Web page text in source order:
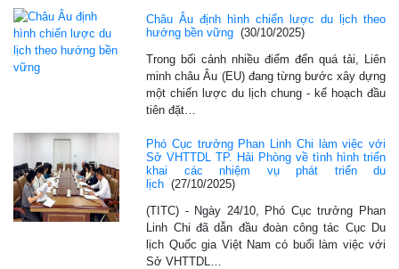
Châu Âu định hình chiến lược du lịch theo
hướng bền vững (30/10/2025)
Trong bối cảnh nhiều điểm đến quá tải, Liên
minh châu Âu (EU) đang từng bước xây dựng
một chiến lược du lịch chung - kế hoạch đầu
tiên đặt…
Phó Cục trưởng Phan Linh Chi làm việc với
Sở VHTTDL TP. Hải Phòng về tình hình triển
khai các nhiệm vụ phát triển du
lịch (27/10/2025)
(TITC) - Ngày 24/10, Phó Cục trưởng Phan
Linh Chi đã dẫn đầu đoàn công tác Cục Du
lịch Quốc gia Việt Nam có buổi làm việc với
Sở VHTTDL…